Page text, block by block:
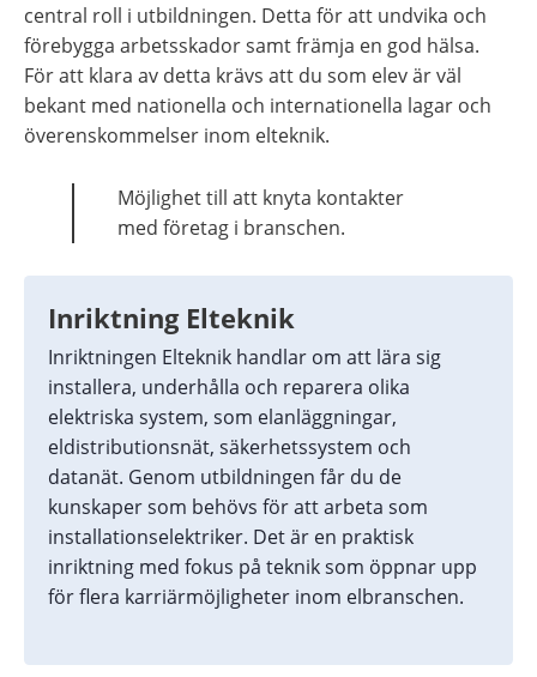
central roll i utbildningen. Detta för att undvika och
förebygga arbetsskador samt främja en god hälsa.
För att klara av detta krävs att du som elev är väl
bekant med nationella och internationella lagar och
överenskommelser inom elteknik.
Möjlighet till att knyta kontakter
med företag i branschen.
Inriktning Elteknik
Inriktningen Elteknik handlar om att lära sig
installera, underhålla och reparera olika
elektriska system, som elanläggningar,
eldistributionsnät, säkerhetssystem och
datanät. Genom utbildningen får du de
kunskaper som behövs för att arbeta som
installationselektriker. Det är en praktisk
inriktning med fokus på teknik som öppnar upp
för flera karriärmöjligheter inom elbranschen.